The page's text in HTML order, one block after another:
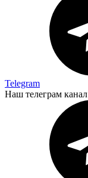
Telegram
Наш телеграм канал